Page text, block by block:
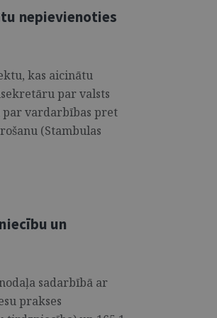
nepievienoties
kas aicinātu
par valsts
par vardarbības pret
(Stambulas
un
sadarbībā ar
prakses